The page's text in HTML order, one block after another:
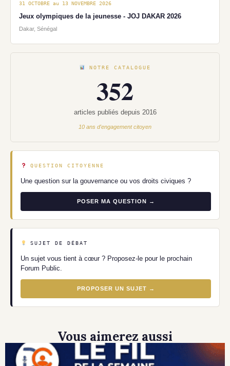
31 OCTOBRE au 13 NOVEMBRE 2026
Jeux olympiques de la jeunesse - JOJ DAKAR 2026
Dakar, Sénégal
NOTRE CATALOGUE
352
articles publiés depuis 2016
10 ans d'engagement citoyen
QUESTION CITOYENNE
Une question sur la gouvernance ou vos droits civiques ?
POSER MA QUESTION →
SUJET DE DÉBAT
Un sujet vous tient à cœur ? Proposez-le pour le prochain
Forum Public.
PROPOSER UN SUJET →
Vous aimerez aussi